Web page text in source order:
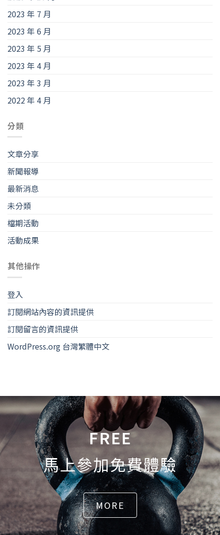
2023 年 7 月
2023 年 6 月
2023 年 5 月
2023 年 4 月
2023 年 3 月
2022 年 4 月
分類
文章分享
新聞報導
最新消息
未分類
檔期活動
活動成果
其他操作
登入
訂閱網站內容的資訊提供
訂閱留言的資訊提供
WordPress.org 台灣繁體中文
FREE
馬上參加免費體驗
MORE